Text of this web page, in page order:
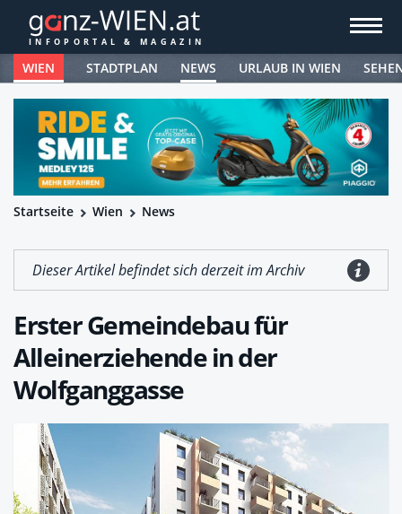
WIEN STADTPLAN NEWS URLAUB IN WIEN
Startseite Wien News
Dieser Artikel befindet sich derzeit im Archiv
Erster Gemeindebau für
Alleinerziehende in der
Wolfganggasse